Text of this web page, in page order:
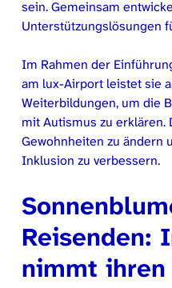
sein. Gemeinsam
Unterstützungslösungen
Im Rahmen der
am lux-Airport leistet sie
Weiterbildungen, um die
mit Autismus zu erklären.
Gewohnheiten zu ändern
Inklusion zu verbessern.
Reisenden:
nimmt ihren